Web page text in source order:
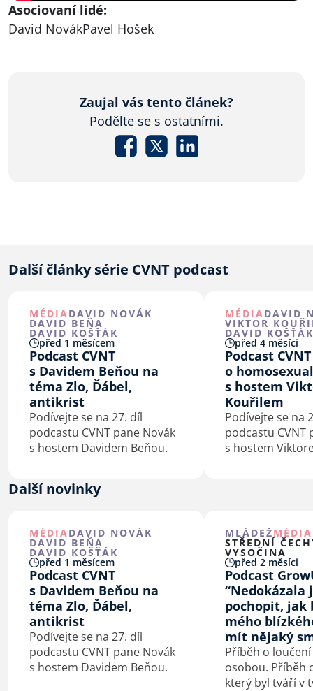
Asociovaní lidé:
David NovákPavel Hošek
Zaujal vás tento článek?
Podělte se s ostatními.
Další články série CVNT podcast
MÉDIA DAVID NOVÁK
DAVID BEŇA
DAVID KOŠŤÁK
před 1 měsícem
Podcast CVNT
s Davidem Beňou na
téma Zlo, Ďábel,
antikrist
Podívejte se na 27. díl
podcastu CVNT pane Novák
s hostem Davidem Beňou.
MÉDIA DAVID
VIKTOR
DAVID KOŠŤÁK
před 4 měsíci
Podcast CVNT
o
s hostem
Kouřilem
Podívejte se na
podcastu CVNT
s hostem
Další novinky
MÉDIA DAVID NOVÁK
DAVID BEŇA
DAVID KOŠŤÁK
před 1 měsícem
Podcast CVNT
s Davidem Beňou na
téma Zlo, Ďábel,
antikrist
Podívejte se na 27. díl
podcastu CVNT pane Novák
s hostem Davidem Beňou.
MLÁDEŽMÉDIA
STŘEDNÍ
VYSOČINA
před 2 měsíci
Podcast
“Nedokázala
pochopit, jak
mého
mít nějaký
Příběh o
osobou. Příběh
který byl tváří v